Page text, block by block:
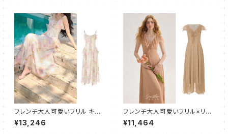
フレンチ大人可愛いフリル キャ
ミワンピース フレア ロング
¥13,246
フレンチ大人可愛いフリル×リボ
ン×ボタン ロングワンピース
¥11,464